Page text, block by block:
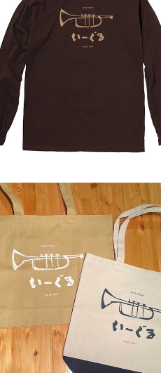
SOLD OUT
トートバッグ[2024 Ⅱ]
¥2,000
SOLD OUT